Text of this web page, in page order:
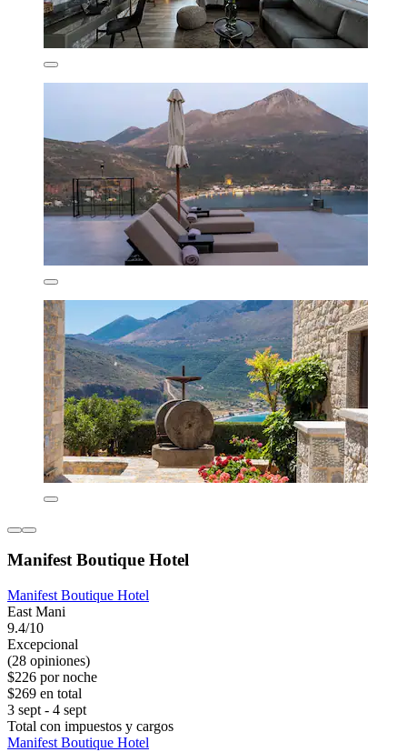
Manifest Boutique Hotel
Manifest Boutique Hotel
East Mani
9.4/10
Excepcional
(28 opiniones)
$226 por noche
$269 en total
3 sept - 4 sept
Total con impuestos y cargos
Manifest Boutique Hotel